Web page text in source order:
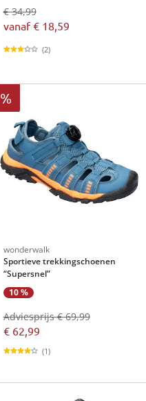
€ 34,99
vanaf€ 18,59
(2)
%
wonderwalk
Sportieve trekkingschoenen
“Supersnel”
10 %
€ 62,99
Adviesprijs € 69,99
(1)